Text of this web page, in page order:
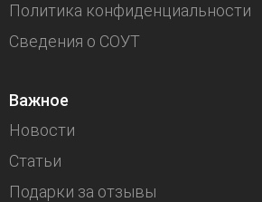
Политика конфиденциальности
Сведения о СОУТ
Важное
Новости
Статьи
Подарки за отзывы